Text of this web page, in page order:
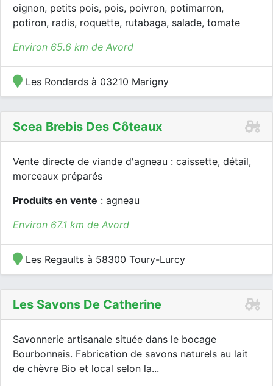
oignon, petits pois, pois, poivron, potimarron,
potiron, radis, roquette, rutabaga, salade, tomate
Environ 65.6 km de Avord
Les Rondards à 03210 Marigny
Scea Brebis Des Côteaux
Vente directe de viande d'agneau : caissette, détail,
morceaux préparés
Produits en vente : agneau
Environ 67.1 km de Avord
Les Regaults à 58300 Toury-Lurcy
Les Savons De Catherine
Savonnerie artisanale située dans le bocage
Bourbonnais. Fabrication de savons naturels au lait
de chèvre Bio et local selon la...